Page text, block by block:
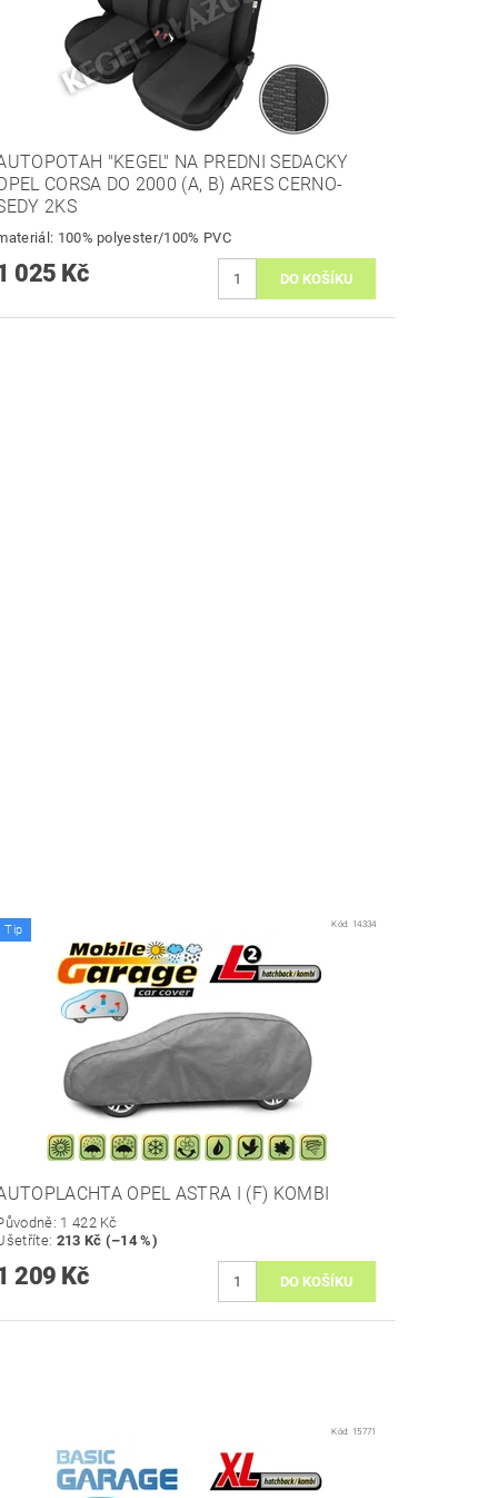
"KEGEL" NA PREDNI SEDACKY
CORSA DO 2000 (A, B) ARES CERNO-
2KS
100% polyester/100% PVC
025 Kč
Tip Kód: 14334
OPEL ASTRA I (F) KOMBI
1 422 Kč
: 213 Kč (–14 %)
209 Kč
Kód: 15771